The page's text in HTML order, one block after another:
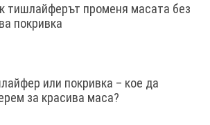
тишлайферът променя масата без
покривка
или покривка – кое да
за красива маса?